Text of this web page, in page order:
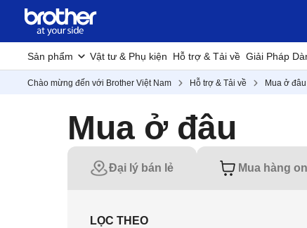
Sản phẩm Vật tư & Phụ kiện Hỗ trợ & Tải về Giải Pháp
Chào mừng đến với Brother Việt Nam Hỗ trợ & Tải về Mua ở đâu
Mua ở đâu
Đại lý bán lẻ Mua hàng
LỌC THEO